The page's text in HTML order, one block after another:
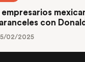
con
02/2025